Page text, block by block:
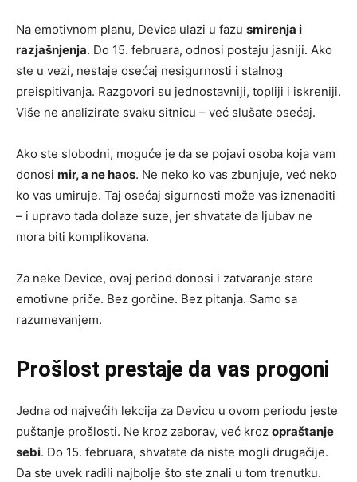
Na emotivnom planu, Devica ulazi u fazu smirenja i
razjašnjenja. Do 15. februara, odnosi postaju jasniji. Ako
ste u vezi, nestaje osećaj nesigurnosti i stalnog
preispitivanja. Razgovori su jednostavniji, topliji i iskreniji.
Više ne analizirate svaku sitnicu – već slušate osećaj.
Ako ste slobodni, moguće je da se pojavi osoba koja vam
donosi mir, a ne haos. Ne neko ko vas zbunjuje, već neko
ko vas umiruje. Taj osećaj sigurnosti može vas iznenaditi
– i upravo tada dolaze suze, jer shvatate da ljubav ne
mora biti komplikovana.
Za neke Device, ovaj period donosi i zatvaranje stare
emotivne priče. Bez gorčine. Bez pitanja. Samo sa
razumevanjem.
Prošlost prestaje da vas progoni
Jedna od najvećih lekcija za Devicu u ovom periodu jeste
puštanje prošlosti. Ne kroz zaborav, već kroz opraštanje
sebi. Do 15. februara, shvatate da niste mogli drugačije.
Da ste uvek radili najbolje što ste znali u tom trenutku.